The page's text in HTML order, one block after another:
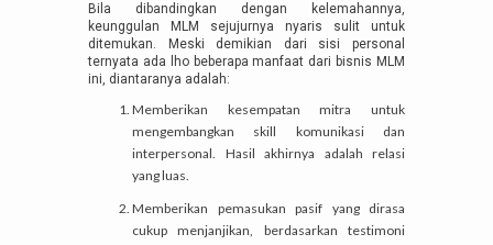
Bila dibandingkan dengan kelemahannya,
keunggulan MLM sejujurnya nyaris sulit untuk
ditemukan. Meski demikian dari sisi personal
ternyata ada lho beberapa manfaat dari bisnis MLM
ini, diantaranya adalah:
Memberikan kesempatan mitra untuk
mengembangkan skill komunikasi dan
interpersonal. Hasil akhirnya adalah relasi
yang luas.
Memberikan pemasukan pasif yang dirasa
cukup menjanjikan, berdasarkan testimoni